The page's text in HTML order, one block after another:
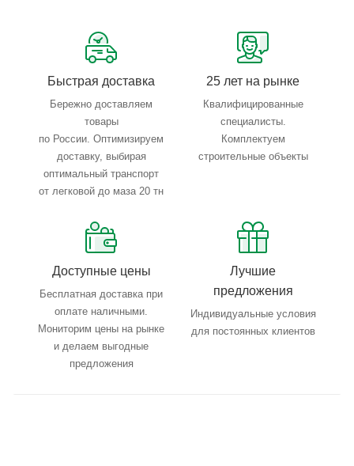
Тройной весовой контроль: въезд, погрузка, выезд
Быстрая доставка
Бережно доставляем
товары
по России. Оптимизируем
доставку, выбирая
оптимальный транспорт
от легковой до маза 20 тн
25 лет на рынке
Квалифицированные
специалисты.
Комплектуем
строительные объекты
Доступные цены
Бесплатная доставка при
оплате наличными.
Мониторим цены на рынке
и делаем выгодные
предложения
Лучшие
предложения
Индивидуальные условия
для постоянных клиентов